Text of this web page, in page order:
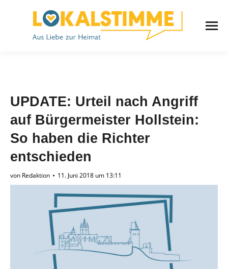
UPDATE: Urteil nach Angriff
auf Bürgermeister Hollstein:
So haben die Richter
entschieden
von Redaktion 11. Juni 2018 um 13:11